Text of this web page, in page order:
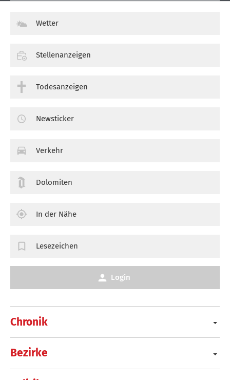
Chronik
Bezirke
Wetter
Stellenanzeigen
Todesanzeigen
Newsticker
Verkehr
Dolomiten
In der Nähe
Lesezeichen
Login